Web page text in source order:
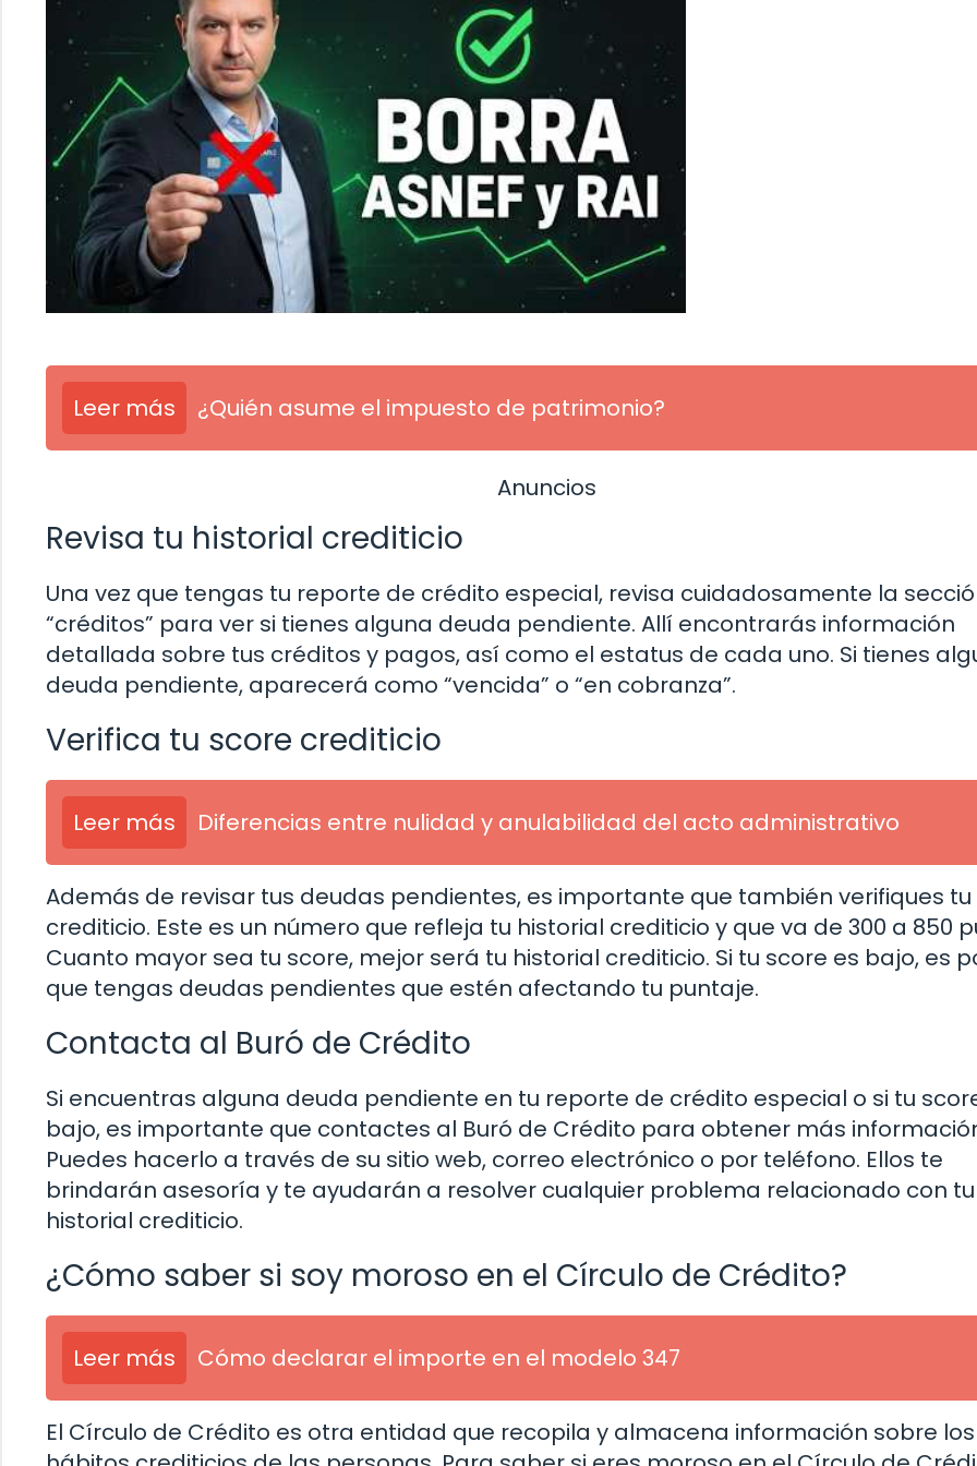
Leer más ¿Quién asume el impuesto de patrimonio?
Anuncios
Revisa tu historial crediticio
Una vez que tengas tu reporte de crédito especial, revisa cuidadosamente la
“créditos” para ver si tienes alguna deuda pendiente. Allí encontrarás información
detallada sobre tus créditos y pagos, así como el estatus de cada uno. Si tienes
deuda pendiente, aparecerá como “vencida” o “en cobranza”.
Verifica tu score crediticio
Leer más Diferencias entre nulidad y anulabilidad del acto administrativo
Además de revisar tus deudas pendientes, es importante que también verifiques
crediticio. Este es un número que refleja tu historial crediticio y que va de 300 a 850
Cuanto mayor sea tu score, mejor será tu historial crediticio. Si tu score es bajo, es
que tengas deudas pendientes que estén afectando tu puntaje.
Contacta al Buró de Crédito
Si encuentras alguna deuda pendiente en tu reporte de crédito especial o si tu
bajo, es importante que contactes al Buró de Crédito para obtener más
Puedes hacerlo a través de su sitio web, correo electrónico o por teléfono. Ellos te
brindarán asesoría y te ayudarán a resolver cualquier problema relacionado con tu
historial crediticio.
¿Cómo saber si soy moroso en el Círculo de Crédito?
Leer más Cómo declarar el importe en el modelo 347
El Círculo de Crédito es otra entidad que recopila y almacena información sobre los